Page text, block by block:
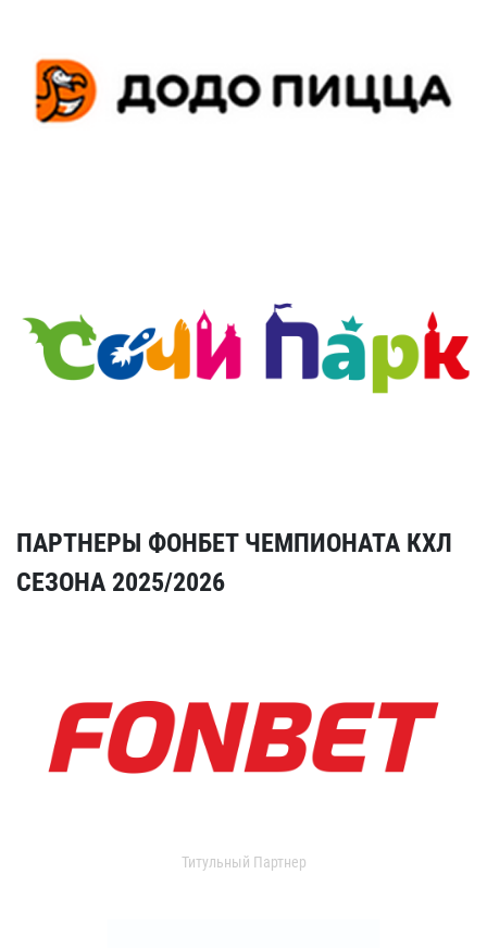
ПАРТНЕРЫ ФОНБЕТ ЧЕМПИОНАТА КХЛ
СЕЗОНА 2025/2026
Титульный Партнер